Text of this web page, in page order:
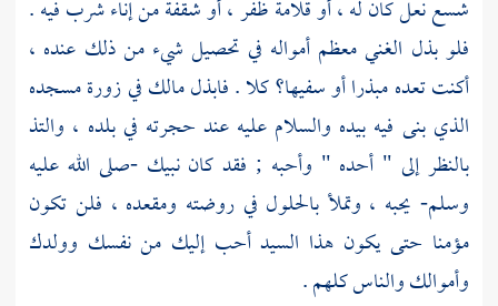
شسع نعل كان له ، أو قلامة ظفر ، أو شقفة من إناء شرب فيه .
فلو بذل الغني معظم أمواله في تحصيل شيء من ذلك عنده ،
أكنت تعده مبذرا أو سفيها؟ كلا . فابذل مالك في زورة مسجده
الذي بنى فيه بيده والسلام عليه عند حجرته في بلده ، والتذ
بالنظر إلى " أحده " وأحبه ; فقد كان نبيك -صلى الله عليه
وسلم- يحبه ، وتملأ بالحلول في روضته ومقعده ، فلن تكون
مؤمنا حتى يكون هذا السيد أحب إليك من نفسك وولدك
وأموالك والناس كلهم .